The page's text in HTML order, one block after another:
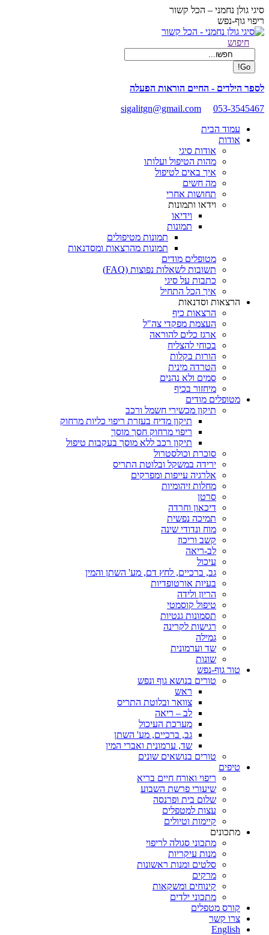
Skip
to
content
סיגי גולן נחמני – הכל קשור
ריפוי גוף-נפש
Facebook
opens
new
window
Search:
חיפוש
לספר הילדים - החיים הוראות הפעלה
sigalitgn@gmail.com
053-3545467
עמוד הבית
אודות
אודות סיגי
מהות הטיפול ועלותו
איך באים לטיפול
מה חשים
תחושות אחרי
וידאו ותמונות
וידיאו
תמונות
תמונות מטיפולים
תמונות מהרצאות ומסדנאות
מטופלים מודים
תשובות לשאלות נפוצות (FAQ)
כתבות על סיגי
איך הכל התחיל
הרצאות וסדנאות
הרצאות כיף
העצמת מפקדי צה"ל
ארגז כלים להוראה
בכוחי להצליח
הורות בקלות
הטרדה מינית
סמים ולא נהנים
מיחזור בכיף
מטופלים מודים
תיקון מכשירי חשמל ורכב
תיקון מדיח בעזרת ריפוי כליות מרחוק
ריפוי מרחוק חסך מוסך
תיקון רכב ללא מוסך בעקבות טיפול
סוכרת וכולסטרול
ירידה במשקל ובלוטת התריס
אלרגיה עייפות ומפרקים
מחלות זיהומיות
סרטן
דיכאון וחרדה
תמיכה נפשית
מוח ונדודי שינה
קשב וריכוז
לב-ריאה
עיכול
גב, ברכיים, לחץ דם, מע' השתן והמין
בעיות אורטופדיות
הריון ולידה
טיפול קוסמטי
תסמונות גנטיות
רגישות לקרינה
גמילה
שד וערמונית
שונות
טור גוף-נפש
טורים בנושא גוף ונפש
ראש
צוואר ובלוטת התריס
לב – ריאה
מערכת העיכול
גב, ברכיים, מע' השתן
שד, ערמונית ואברי המין
טורים בנושאים שונים
טיפים
ריפוי ואורח חיים בריא
שיעורי פרשת השבוע
שלום בית ופרנסה
עצות למטפלים
קיימות וטיולים
מתכונים
מתכוני סגולה לריפוי
מנות עיקריות
סלטים ומנות ראשונות
מרקים
קינוחים ומשקאות
מתכוני ילדים
קורס מטפלים
צרו קשר
English